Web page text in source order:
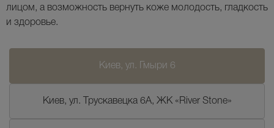
лицом, а возможность вернуть коже молодость, гладкость
и здоровье.
Киев, ул. Гмыри 6
Киев, ул. Трускавецка 6А, ЖК «River Stone»